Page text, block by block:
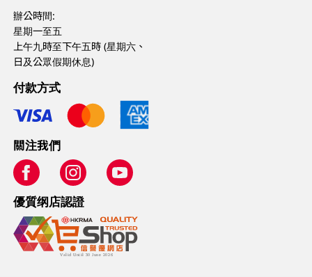
辦公時間:
星期一至五
上午九時至下午五時 (星期六、
日及公眾假期休息)
付款方式
關注我們
優質纲店認證